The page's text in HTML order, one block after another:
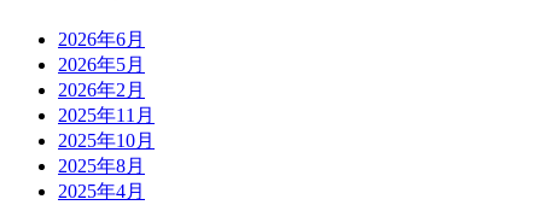
2026年6月
2026年5月
2026年2月
2025年11月
2025年10月
2025年8月
2025年4月